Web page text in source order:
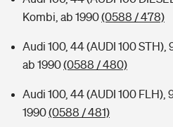
Kombi, ab 1990(0588 / 478)
Audi 100, 44 (AUDI 100 STH),
ab 1990(0588 / 480)
Audi 100, 44 (AUDI 100 FLH),
1990(0588 / 481)